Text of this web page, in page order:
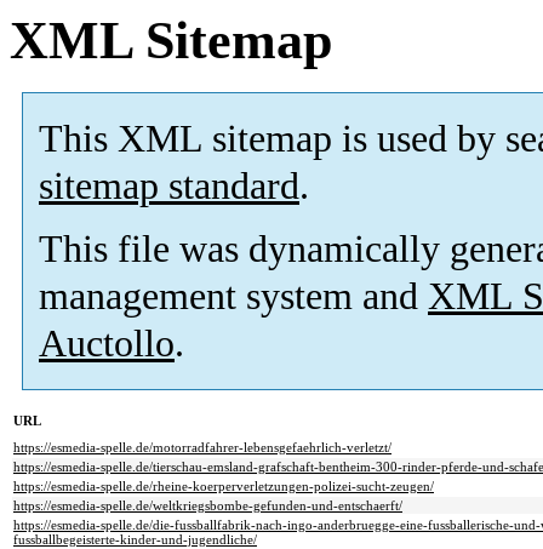
XML Sitemap
This XML sitemap is used by
sitemap standard.
This file was dynamically
management system and XML
Auctollo.
URL
https://esmedia-spelle.de/motorradfahrer-lebensgefaehrlich-verletzt/
https://esmedia-spelle.de/tierschau-emsland-grafschaft-bentheim-300-rinder-pferde-und-
https://esmedia-spelle.de/rheine-koerperverletzungen-polizei-sucht-zeugen/
https://esmedia-spelle.de/weltkriegsbombe-gefunden-und-entschaerft/
https://esmedia-spelle.de/die-fussballfabrik-nach-ingo-anderbruegge-eine-fussballerische-
fussballbegeisterte-kinder-und-jugendliche/